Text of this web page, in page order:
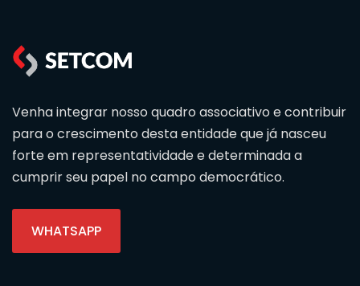
Venha integrar nosso quadro associativo e contribuir
para o crescimento desta entidade que já nasceu
forte em representatividade e determinada a
cumprir seu papel no campo democrático.
WHATSAPP